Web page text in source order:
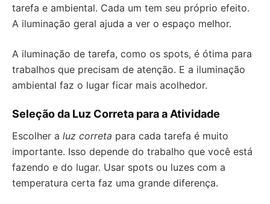
tarefa e ambiental. Cada um tem seu próprio efeito.
A iluminação geral ajuda a ver o espaço melhor.
A iluminação de tarefa, como os spots, é ótima para
trabalhos que precisam de atenção. E a iluminação
ambiental faz o lugar ficar mais acolhedor.
Seleção da Luz Correta para a Atividade
Escolher a luz correta para cada tarefa é muito
importante. Isso depende do trabalho que você está
fazendo e do lugar. Usar spots ou luzes com a
temperatura certa faz uma grande diferença.